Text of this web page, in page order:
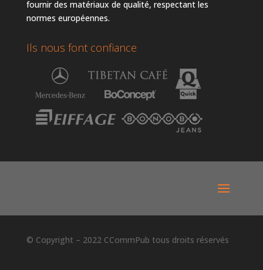
fournir des matériaux de qualité, respectant les
normes européennes.
Ils nous font confiance
© Copyright – 2022 CCommPub tous droits réservés